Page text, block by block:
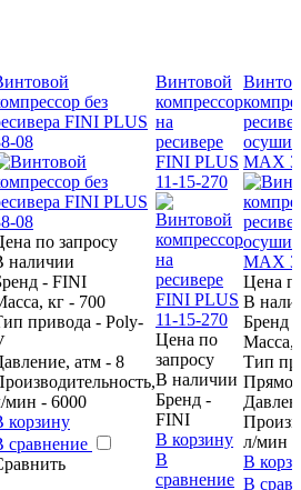
без
FINI PLUS
08
по запросу
наличии
- FINI
кг - 700
привода - Poly-
атм - 8
мин - 6000
корзину
сравнение
Винтовой
компрессор
на
ресивере
FINI PLUS
11-15-270
Цена по
запросу
В наличии
Бренд -
FINI
В корзину
В
сравнение
MAX
Цена
В
Бренд
Масса,
Тип
л/мин -
В
В